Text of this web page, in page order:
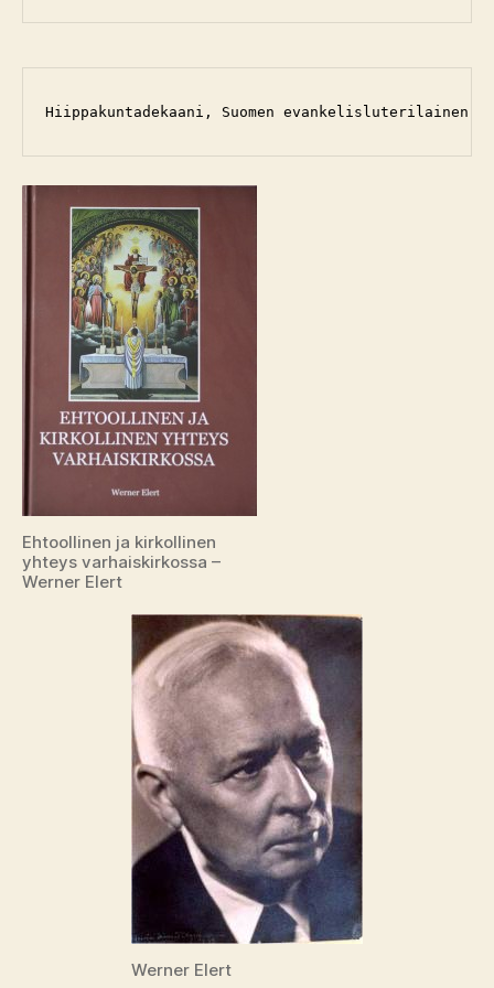
Hiippakuntadekaani, Suomen evankelisluterilainen
Ehtoollinen ja kirkollinen
yhteys varhaiskirkossa –
Werner Elert
Werner Elert